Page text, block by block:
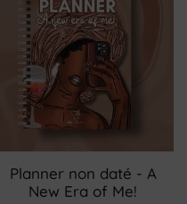
Planner non daté - A
New Era of Me!